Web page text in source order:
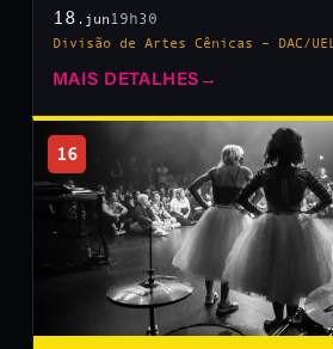
18 .jun 19h30
Divisão de Artes Cênicas – DAC/UEL
MAIS DETALHES →
16